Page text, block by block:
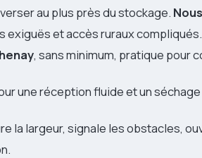
au plus près du stockage.
exiguës et accès ruraux
, sans minimum, pratique pour
une réception fluide et un
la largeur, signale les obstacles,